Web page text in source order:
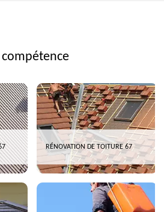
RÉNOVATION DE TOITURE 67